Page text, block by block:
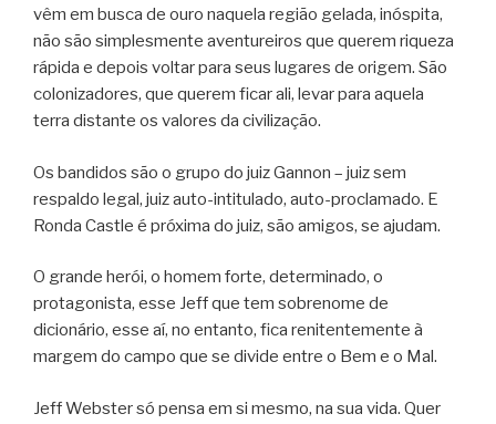
vêm em busca de ouro naquela região gelada, inóspita,
não são simplesmente aventureiros que querem riqueza
rápida e depois voltar para seus lugares de origem. São
colonizadores, que querem ficar ali, levar para aquela
terra distante os valores da civilização.
Os bandidos são o grupo do juiz Gannon – juiz sem
respaldo legal, juiz auto-intitulado, auto-proclamado. E
Ronda Castle é próxima do juiz, são amigos, se ajudam.
O grande herói, o homem forte, determinado, o
protagonista, esse Jeff que tem sobrenome de
dicionário, esse aí, no entanto, fica renitentemente à
margem do campo que se divide entre o Bem e o Mal.
Jeff Webster só pensa em si mesmo, na sua vida. Quer